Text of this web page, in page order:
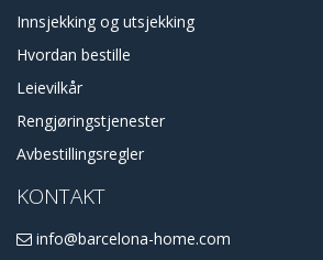
Innsjekking og utsjekking
Hvordan bestille
Leievilkår
Rengjøringstjenester
Avbestillingsregler
KONTAKT
info@barcelona-home.com